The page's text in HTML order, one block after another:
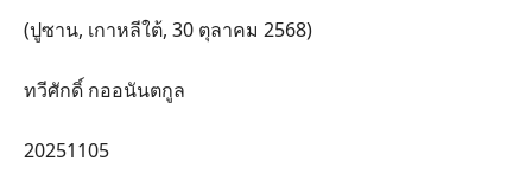
(ปูซาน, เกาหลีใต้, 30 ตุลาคม 2568)
ทวีศักดิ์ กออนันตกูล
20251105